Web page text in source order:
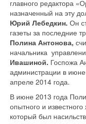
главного редактора
назначенный на эту
Юрий Лебедкин. Он
газеты за последние
Полина Антонова,
начальника
Ивашиной. Госпожа
администрации в
апреле 2014 года.
В июне 2013 года
опытного и
который был